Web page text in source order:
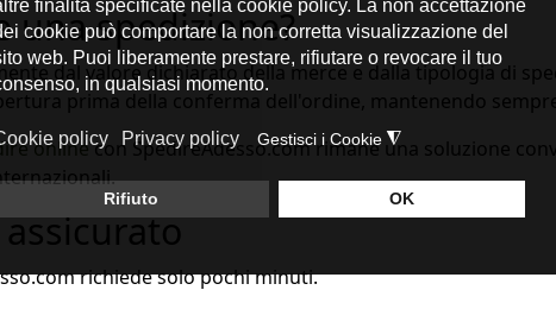
una spedizione?
dal valore dichiarato della merce e dalla tipologia di
prima della conferma dell'ordine, mantenendo
onlinecon SpedireAdesso.com rimane una soluzione
richiede solo pochi minuti.